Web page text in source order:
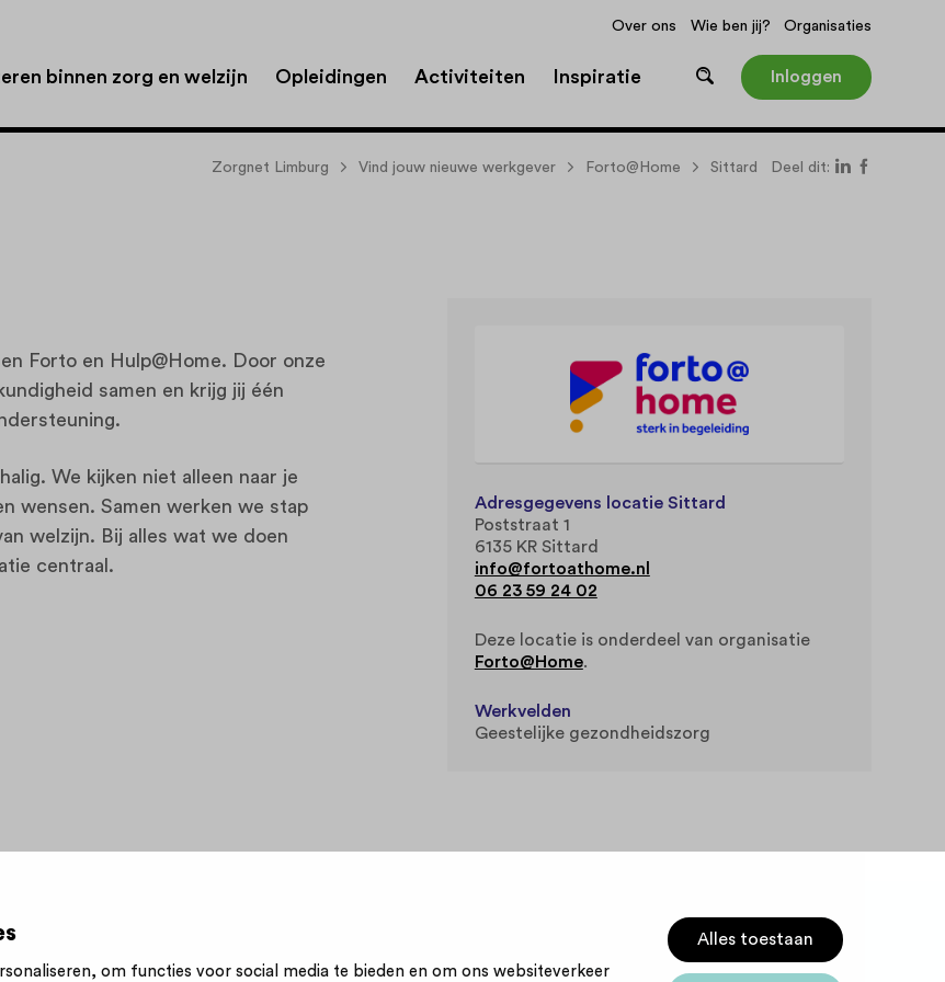
om functies voor social media te bieden en om ons websiteverkeer
Alles toestaan
Over ons Wie ben jij? Organisaties
binnen zorg en welzijn Opleidingen Activiteiten Inspiratie Inloggen
Zorgnet Limburg Vind jouw nieuwe werkgever Forto@Home Sittard Deel dit:
Forto en Hulp@Home. Door onze
samen en krijg jij één
We kijken niet alleen naar je
wensen. Samen werken we stap
welzijn. Bij alles wat we doen
centraal.
Adresgegevens locatie Sittard
Poststraat 1
6135 KR Sittard
info@fortoathome.nl
06 23 59 24 02
Deze locatie is onderdeel van organisatie
Forto@Home.
Werkvelden
Geestelijke gezondheidszorg